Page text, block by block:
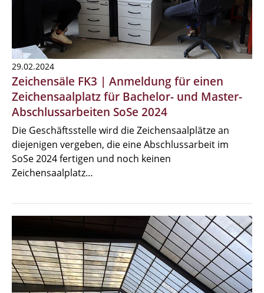
29.02.2024
Zeichensäle FK3 | Anmeldung für einen
Zeichensaalplatz für Bachelor- und Master-
Abschlussarbeiten SoSe 2024
Die Geschäftsstelle wird die Zeichensaalplätze an
diejenigen vergeben, die eine Abschlussarbeit im
SoSe 2024 fertigen und noch keinen
Zeichensaalplatz…